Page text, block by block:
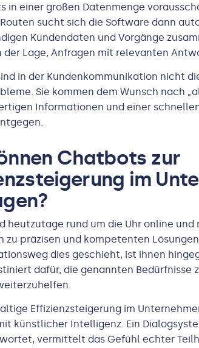
in einer großen Datenmenge
sucht sich die Software dann
Kundendaten und Vorgänge
der Lage, Anfragen mit relevanten
in der Kundenkommunikation nicht
Sie kommen dem Wunsch nach
Informationen und einer
Chatbots zur
im
heutzutage rund um die Uhr online
zu präzisen und kompetenten
dies geschieht, ist ihnen
dafür, die genannten Bedürfnisse
Effizienzsteigerung im
künstlicher Intelligenz. Ein
vermittelt das Gefühl echter